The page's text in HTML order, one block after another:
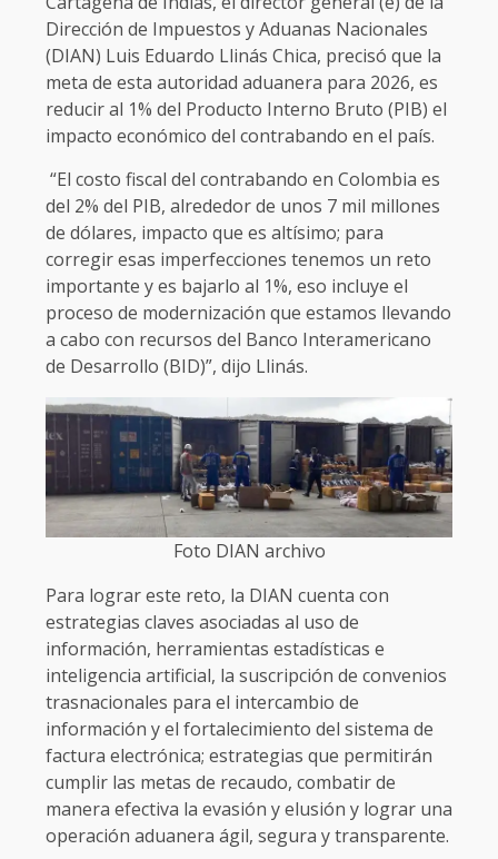
Dirección de Impuestos y Aduanas Nacionales
(DIAN) Luis Eduardo Llinás Chica, precisó que la
meta de esta autoridad aduanera para 2026, es
reducir al 1% del Producto Interno Bruto (PIB) el
impacto económico del contrabando en el país.
“El costo fiscal del contrabando en Colombia es
del 2% del PIB, alrededor de unos 7 mil millones
de dólares, impacto que es altísimo; para
corregir esas imperfecciones tenemos un reto
importante y es bajarlo al 1%, eso incluye el
proceso de modernización que estamos llevando
a cabo con recursos del Banco Interamericano
de Desarrollo (BID)”, dijo Llinás.
Foto DIAN archivo
Para lograr este reto, la DIAN cuenta con
estrategias claves asociadas al uso de
información, herramientas estadísticas e
inteligencia artificial, la suscripción de convenios
trasnacionales para el intercambio de
información y el fortalecimiento del sistema de
factura electrónica; estrategias que permitirán
cumplir las metas de recaudo, combatir de
manera efectiva la evasión y elusión y lograr una
operación aduanera ágil, segura y transparente.